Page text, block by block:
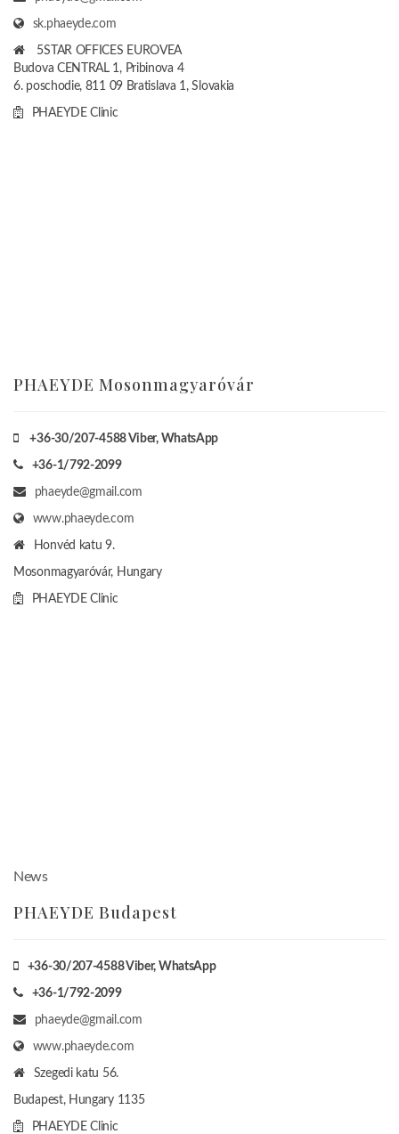
sk.phaeyde.com
5STAR OFFICES EUROVEA
Budova CENTRAL 1, Pribinova 4
6. poschodie, 811 09 Bratislava 1, Slovakia
PHAEYDE Clinic
PHAEYDE Mosonmagyaróvár
+36-30/207-4588Viber, WhatsApp
+36-1/792-2099
phaeyde@gmail.com
www.phaeyde.com
Honvéd katu 9.
Mosonmagyaróvár, Hungary
PHAEYDE Clinic
News
PHAEYDE Budapest
+36-30/207-4588Viber, WhatsApp
+36-1/792-2099
phaeyde@gmail.com
www.phaeyde.com
Szegedi katu 56.
Budapest, Hungary 1135
PHAEYDE Clinic